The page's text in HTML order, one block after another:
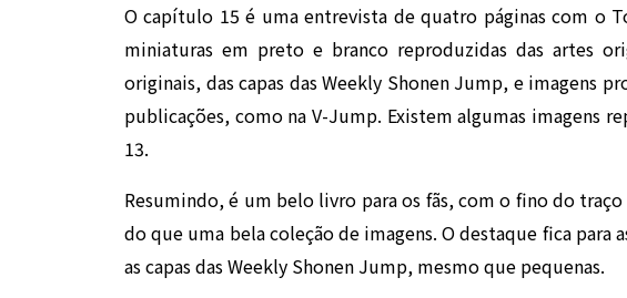
O capítulo 15 é uma entrevista de quatro páginas com o
miniaturas em preto e branco reproduzidas das artes
originais, das capas das Weekly Shonen Jump, e imagens
publicações, como na V-Jump. Existem algumas imagens
13.
Resumindo, é um belo livro para os fãs, com o fino do
do que uma bela coleção de imagens. O destaque fica para
as capas das Weekly Shonen Jump, mesmo que pequenas.